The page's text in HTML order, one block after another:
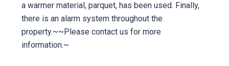
a warmer material, parquet, has been used. Finally,
there is an alarm system throughout the
property.~~Please contact us for more
information.~